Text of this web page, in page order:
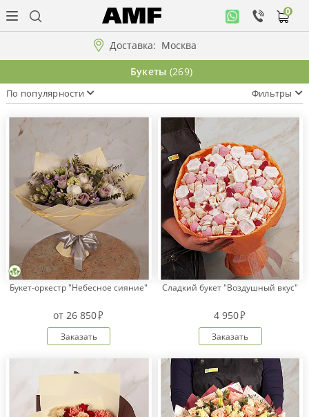
Доставка: Москва
0
кабинет
Цветы
Композиции
"ВАУ"!!!
Коллекции!!!
Розы
Оплата
доставки
Букеты (269)
По популярности Фильтры
Букет-оркестр "Небесное сияние"
от 26 850
Заказать
Сладкий букет "Воздушный вкус"
4 950
Заказать